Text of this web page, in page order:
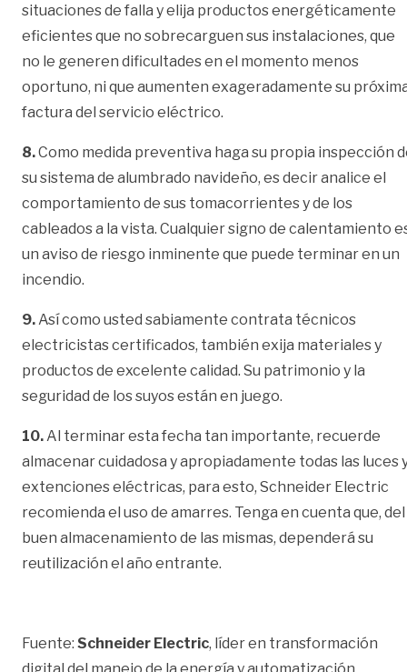
situaciones de falla y elija productos energéticamente
eficientes que no sobrecarguen sus instalaciones, que
no le generen dificultades en el momento menos
oportuno, ni que aumenten exageradamente su
factura del servicio eléctrico.
8.Como medida preventiva haga su propia inspección
su sistema de alumbrado navideño, es decir analice el
comportamiento de sus tomacorrientes y de los
cableados a la vista. Cualquier signo de calentamiento
un aviso de riesgo inminente que puede terminar en un
incendio.
9.Así como usted sabiamente contrata técnicos
electricistas certificados, también exija materiales y
productos de excelente calidad. Su patrimonio y la
seguridad de los suyos están en juego.
10.Al terminar esta fecha tan importante, recuerde
almacenar cuidadosa y apropiadamente todas las luces
extenciones eléctricas, para esto, Schneider Electric
recomienda el uso de amarres. Tenga en cuenta que, del
buen almacenamiento de las mismas, dependerá su
reutilización el año entrante.
Fuente: Schneider Electric, líder en transformación